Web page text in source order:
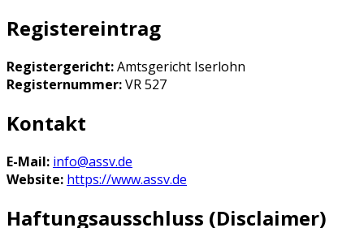
Registereintrag
Registergericht:Amtsgericht Iserlohn
Registernummer:VR 527
Kontakt
E-Mail: info@assv.de
Website: https://www.assv.de
Haftungsausschluss (Disclaimer)